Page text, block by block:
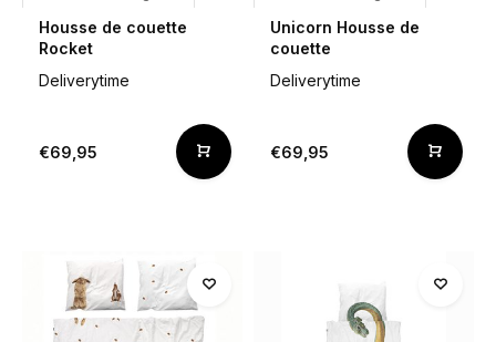
Housse de couette
Rocket
Deliverytime
€69,95
Unicorn Housse de
couette
Deliverytime
€69,95